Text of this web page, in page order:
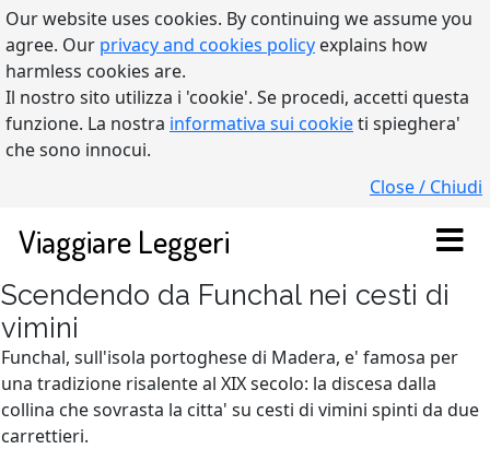
Our website uses cookies. By continuing we assume you
agree. Our privacy and cookies policy explains how
harmless cookies are.
Il nostro sito utilizza i 'cookie'. Se procedi, accetti questa
funzione. La nostra informativa sui cookieti spieghera'
che sono innocui.
Close / Chiudi
Viaggiare Leggeri
Scendendo da Funchal nei cesti di
vimini
Funchal, sull'isola portoghese di Madera, e' famosa per
una tradizione risalente al XIX secolo: la discesa dalla
collina che sovrasta la citta' su cesti di vimini spinti da due
carrettieri.